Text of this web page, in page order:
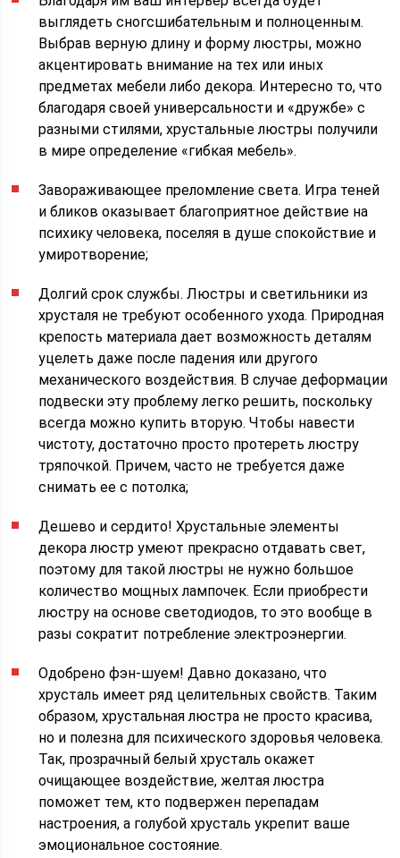
выглядеть сногсшибательным и полноценным.
Выбрав верную длину и форму люстры, можно
акцентировать внимание на тех или иных
предметах мебели либо декора. Интересно то, что
благодаря своей универсальности и «дружбе» с
разными стилями, хрустальные люстры получили
в мире определение «гибкая мебель».
Завораживающее преломление света. Игра теней
и бликов оказывает благоприятное действие на
психику человека, поселяя в душе спокойствие и
умиротворение;
Долгий срок службы. Люстры и светильники из
хрусталя не требуют особенного ухода. Природная
крепость материала дает возможность деталям
уцелеть даже после падения или другого
механического воздействия. В случае деформации
подвески эту проблему легко решить, поскольку
всегда можно купить вторую. Чтобы навести
чистоту, достаточно просто протереть люстру
тряпочкой. Причем, часто не требуется даже
снимать ее с потолка;
Дешево и сердито! Хрустальные элементы
декора люстр умеют прекрасно отдавать свет,
поэтому для такой люстры не нужно большое
количество мощных лампочек. Если приобрести
люстру на основе светодиодов, то это вообще в
разы сократит потребление электроэнергии.
Одобрено фэн-шуем! Давно доказано, что
хрусталь имеет ряд целительных свойств. Таким
образом, хрустальная люстра не просто красива,
но и полезна для психического здоровья человека.
Так, прозрачный белый хрусталь окажет
очищающее воздействие, желтая люстра
поможет тем, кто подвержен перепадам
настроения, а голубой хрусталь укрепит ваше
эмоциональное состояние.